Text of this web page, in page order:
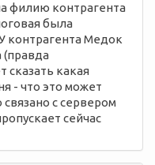
филию контрагента
была
контрагента Медок
(правда
сказать какая
- что это может
с сервером
сейчас